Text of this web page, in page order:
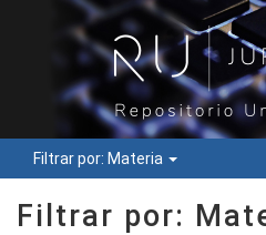
Filtrar por: Materia
Filtrar por: